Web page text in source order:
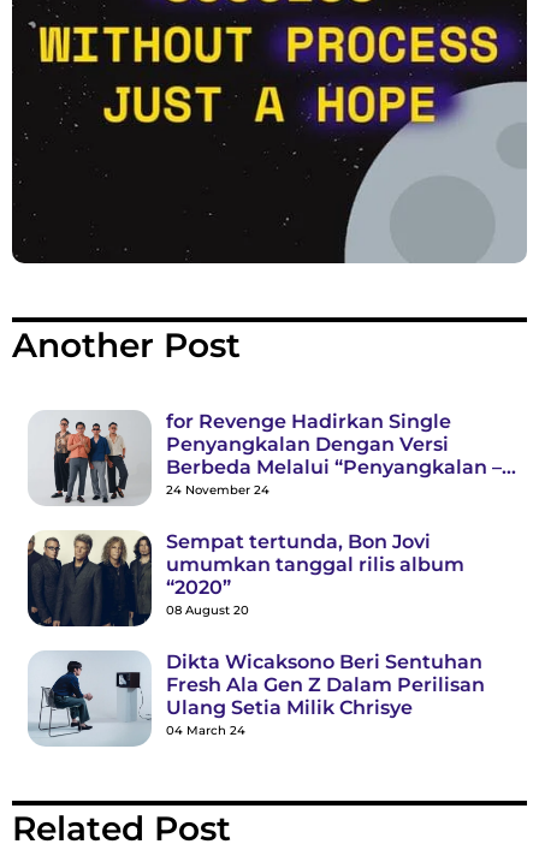
Another Post
for Revenge Hadirkan Single
Penyangkalan Dengan Versi
Berbeda Melalui “Penyangkalan –
Acoustic”
24 November 24
Sempat tertunda, Bon Jovi
umumkan tanggal rilis album
“2020”
08 August 20
Dikta Wicaksono Beri Sentuhan
Fresh Ala Gen Z Dalam Perilisan
Ulang Setia Milik Chrisye
04 March 24
Related Post